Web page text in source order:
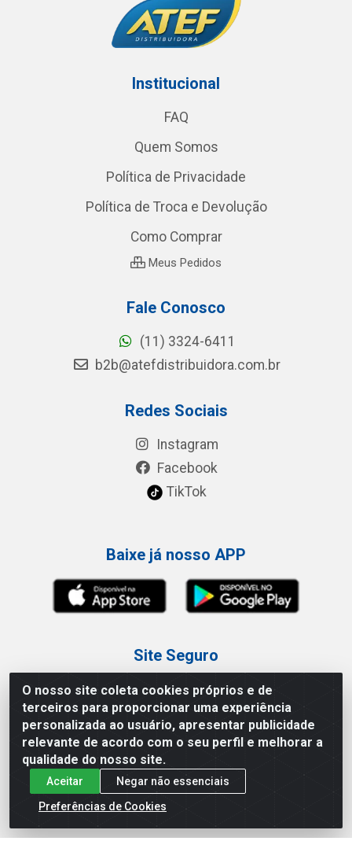
O nosso site coleta cookies próprios e de
terceiros para proporcionar uma experiência
personalizada ao usuário, apresentar publicidade
relevante de acordo com o seu perfil e melhorar a
qualidade do nosso site.
Aceitar
Negar não essenciais
Preferências de Cookies
Institucional
FAQ
Quem Somos
Política de Privacidade
Política de Troca e Devolução
Como Comprar
Meus Pedidos
Fale Conosco
(11) 3324-6411
b2b@atefdistribuidora.com.br
Redes Sociais
Instagram
Facebook
TikTok
Baixe já nosso APP
Site Seguro
Loja / Showroom
Tel.: (11) 3227-0546
Av Vautier, 587/597 - Pari - São Paulo/SP